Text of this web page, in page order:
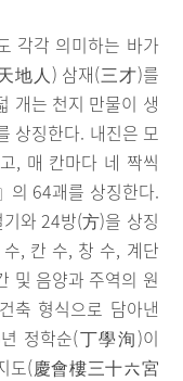
각각 의미하는 바가
地人) 삼재(三才)를
개는 천지 만물이 생
상징한다. 내진은 모
, 매 칸마다 네 짝씩
의 64괘를 상징한다.
와 24방(方)을 상징
, 칸 수, 창 수, 계단
및 음양과 주역의 원
축 형식으로 담아낸
정학순(丁學洵)이
도(慶會樓三十六宮